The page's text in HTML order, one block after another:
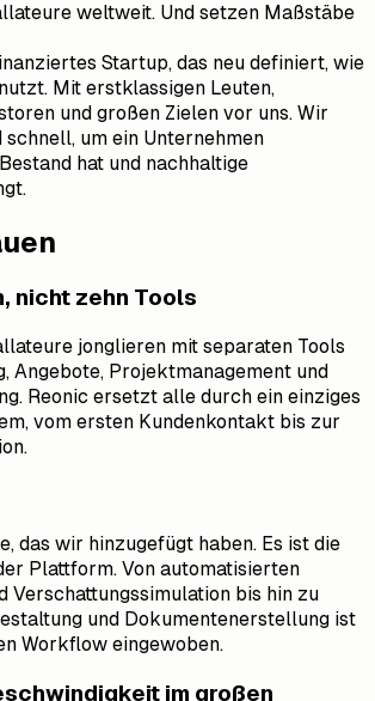
weltweit. Und setzen Maßstäbe
Startup, das neu definiert, wie
Mit erstklassigen Leuten,
und großen Zielen vor uns. Wir
um ein Unternehmen
hat und nachhaltige
nicht zehn Tools
jonglieren mit separaten Tools
Angebote, Projektmanagement und
Reonic ersetzt alle durch ein einziges
vom ersten Kundenkontakt bis zur
das wir hinzugefügt haben. Es ist die
Plattform. Von automatisierten
Verschattungssimulation bis hin zu
und Dokumentenerstellung ist
Workflow eingewoben.
im großen